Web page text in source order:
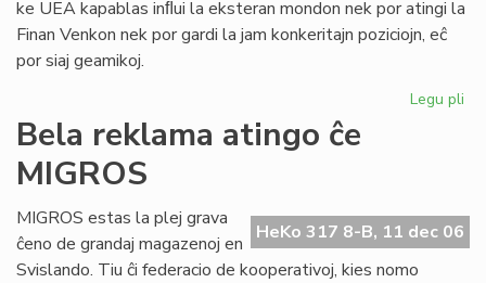
ke UEA kapablas inﬂui la eksteran mondon nek por atingi la
Finan Venkon nek por gardi la jam konkeritajn poziciojn, eĉ
por siaj geamikoj.
Legu pli
Bela reklama atingo ĉe
MIGROS
HeKo 317 8-B, 11 dec 06
MIGROS estas la plej grava
ĉeno de grandaj magazenoj en
Svislando. Tiu ĉi federacio de kooperativoj, kies nomo